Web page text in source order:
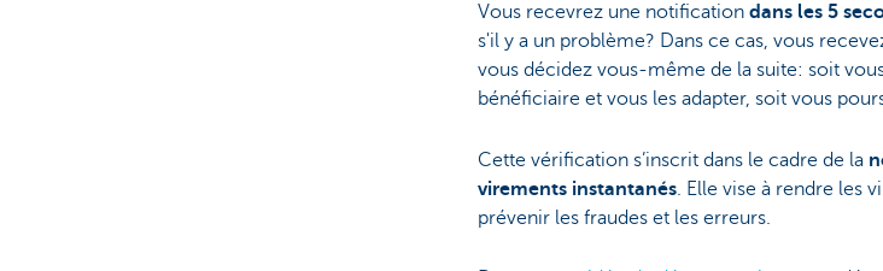
Vous recevrez une notification dans les 5
s'il y a un problème? Dans ce cas, vous
vous décidez vous-même de la suite: soit
bénéficiaire et vous les adapter, soit vous
Cette vérification s’inscrit dans le cadre de la
virements instantanés. Elle vise à rendre les
prévenir les fraudes et les erreurs.